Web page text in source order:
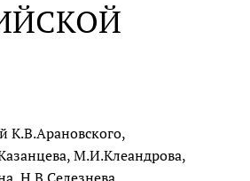
К.В.Арановского,
М.И.Клеандрова,
Н.В.Селезнева,